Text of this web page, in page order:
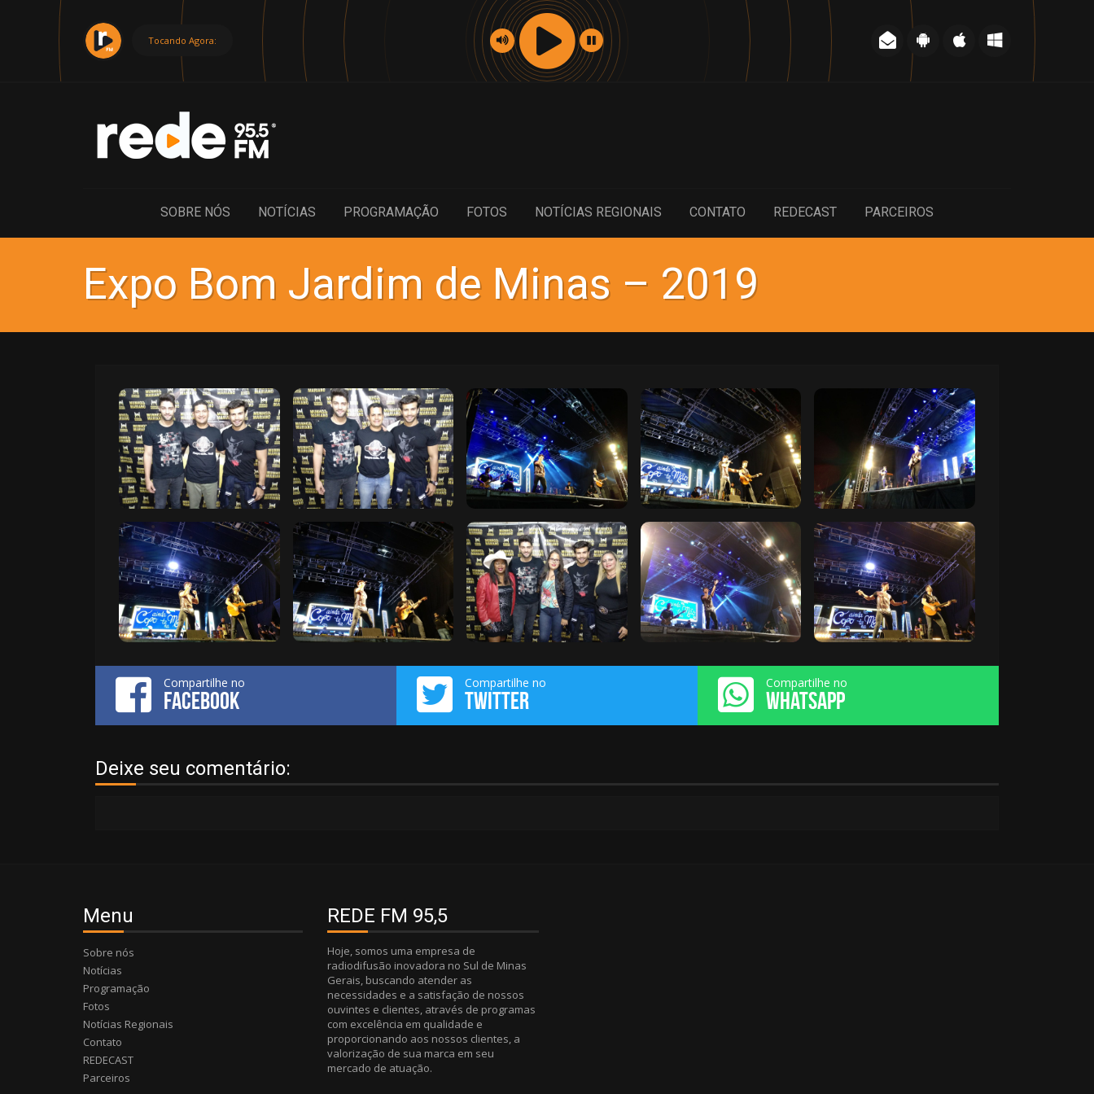
Tocando Agora:
SOBRE NÓS NOTÍCIAS PROGRAMAÇÃO FOTOS NOTÍCIAS REGIONAIS CONTATO REDECAST PARCEIROS
Expo Bom Jardim de Minas – 2019
Compartilhe no
FACEBOOK
Compartilhe no
TWITTER
Compartilhe no
WHATSAPP
Deixe seu comentário:
Menu
Sobre nós
Notícias
Programação
Fotos
Notícias Regionais
Contato
REDECAST
Parceiros
REDE FM 95,5
Hoje, somos uma empresa de
radiodifusão inovadora no Sul de Minas
Gerais, buscando atender as
necessidades e a satisfação de nossos
ouvintes e clientes, através de programas
com excelência em qualidade e
proporcionando aos nossos clientes, a
valorização de sua marca em seu
mercado de atuação.